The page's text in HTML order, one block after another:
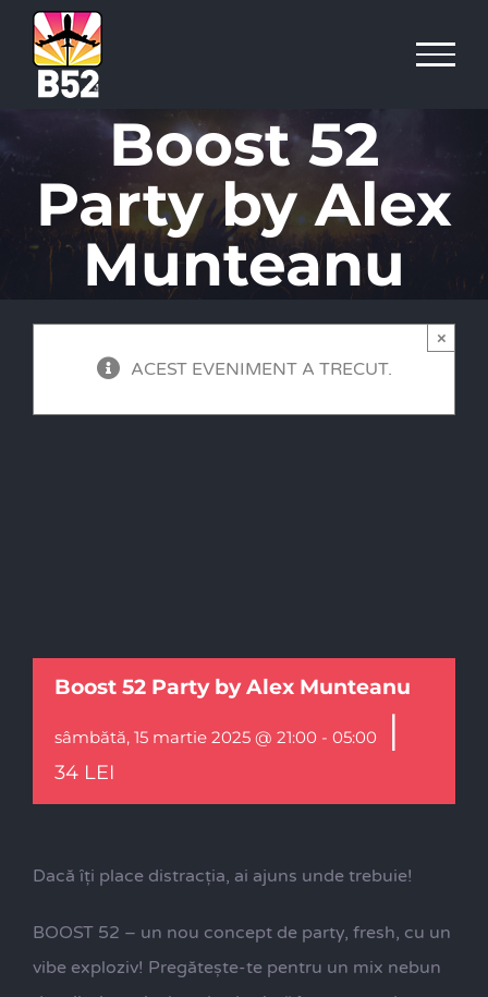
Skip
content
Boost 52
Party by Alex
Munteanu
ACEST EVENIMENT A TRECUT.
×
Boost 52 Party by Alex Munteanu
sâmbătă, 15 martie 2025 @ 21:00 - 05:00 |
34 LEI
Dacă îți place distracția, ai ajuns unde trebuie!
BOOST 52 – un nou concept de party, fresh, cu un
vibe exploziv! Pregătește-te pentru un mix nebun